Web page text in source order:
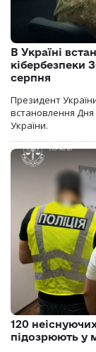
В Україні
кібербезпеки
серпня
Президент
встановлення Дня
України.
120
підозрюють у